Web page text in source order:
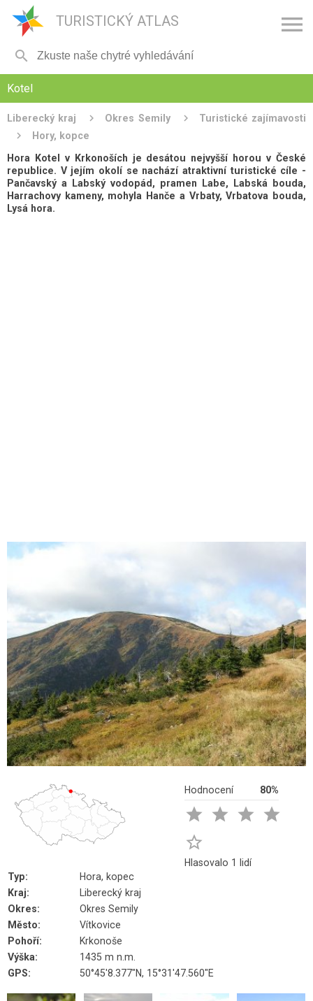
TURISTICKÝ ATLAS 

Kotel
Liberecký kraj Okres Semily
Turistické zajímavosti
Hory, kopce
Hora Kotel v Krkonoších je desátou nejvyšší horou v České
republice. V jejím okolí se nachází atraktivní turistické cíle -
Pančavský a Labský vodopád, pramen Labe, Labská bouda,
Harrachovy kameny, mohyla Hanče a Vrbaty, Vrbatova bouda,
Lysá hora.
Hodnocení 80%
   

Hlasovalo 1 lidí
Typ:
Hora, kopec
Kraj:
Liberecký kraj
Okres:
Okres Semily
Město:
Vítkovice
Pohoří:
Krkonoše
Výška:
1435 m n.m.
GPS:
50°45'8.377"N, 15°31'47.560"E